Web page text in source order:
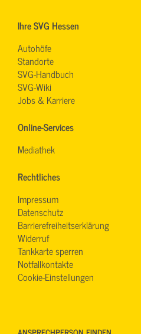
Ihre SVG Hessen
Autohöfe
Standorte
SVG-Handbuch
SVG-Wiki
Jobs & Karriere
Online-Services
Mediathek
Rechtliches
Impressum
Datenschutz
Barrierefreiheitserklärung
Widerruf
Tankkarte sperren
Notfallkontakte
Cookie-Einstellungen